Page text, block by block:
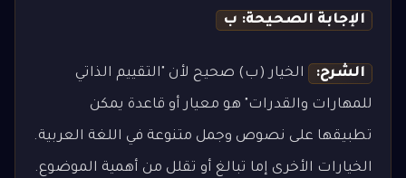
الإجابة الصحيحة: ب
الشرح: الخيار (ب) صحيح لأن "التقييم الذاتي
للمهارات والقدرات" هو معيار أو قاعدة يمكن
تطبيقها على نصوص وجمل متنوعة في اللغة العربية.
الخيارات الأخرى إما تبالغ أو تقلل من أهمية الموضوع.